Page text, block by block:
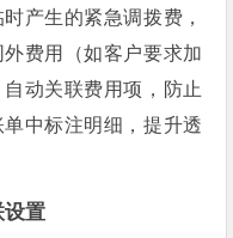
产生的紧急调拨费，
费用（如客户要求加
动关联费用项，防止
中标注明细，提升透
设置